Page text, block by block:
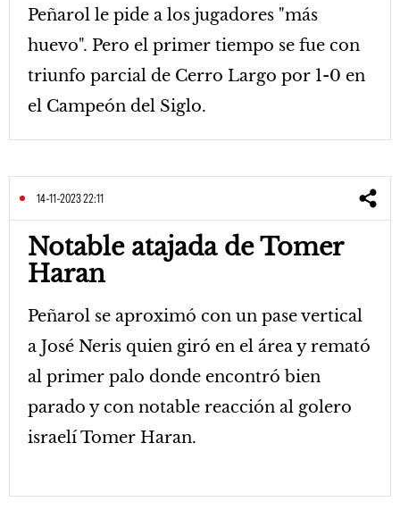
Peñarol le pide a los jugadores "más
huevo". Pero el primer tiempo se fue con
triunfo parcial de Cerro Largo por 1-0 en
el Campeón del Siglo.
14-11-2023 22:11
Notable atajada de Tomer
Haran
Peñarol se aproximó con un pase vertical
a José Neris quien giró en el área y remató
al primer palo donde encontró bien
parado y con notable reacción al golero
israelí Tomer Haran.